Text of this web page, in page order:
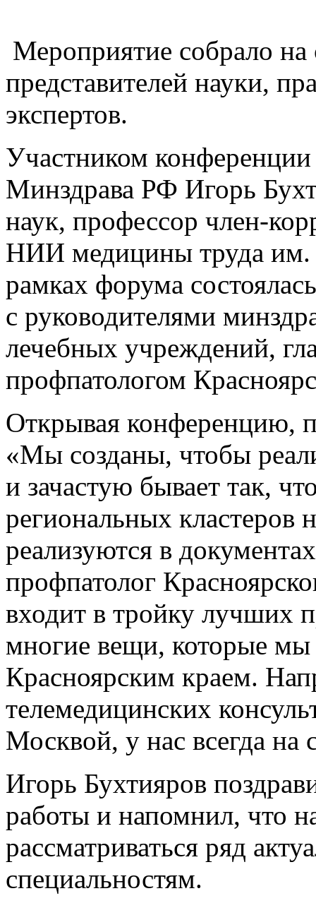
Мероприятие собрало
представителей науки,
экспертов.
Участником
Минздрава РФ Игорь
наук, профессор член-
НИИ медицины труда им.
рамках форума
с руководителями
лечебных учреждений,
профпатологом
Открывая конференцию,
«Мы созданы, чтобы
и зачастую бывает так,
региональных кластеров
реализуются в
профпатолог
входит в тройку лучших
многие вещи, которые мы
Красноярским краем.
телемедицинских
Москвой, у нас всегда на
Игорь Бухтияров
работы и напомнил, что
рассматриваться ряд
специальностям.